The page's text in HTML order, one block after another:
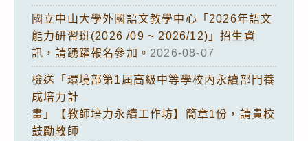
國立中山大學外國語文教學中心「2026年語文
能力研習班(2026 /09 ~ 2026/12)」招生資
訊，請踴躍報名參加。 2026-08-07
檢送「環境部第1屆高級中等學校內永續部門養
成培力計
畫」【教師培力永續工作坊】簡章1份，請貴校
鼓勵教師